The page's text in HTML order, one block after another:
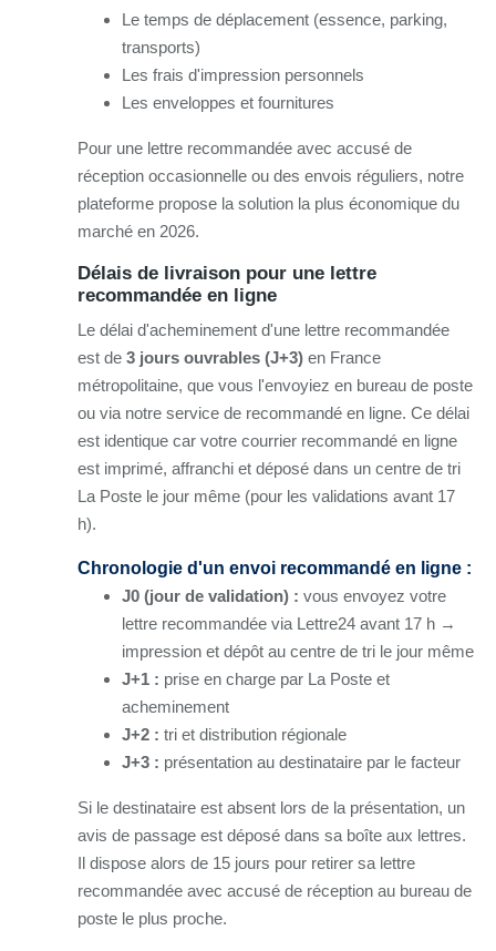
Le temps de déplacement (essence, parking,
transports)
Les frais d'impression personnels
Les enveloppes et fournitures
Pour une lettre recommandée avec accusé de
réception occasionnelle ou des envois réguliers, notre
plateforme propose la solution la plus économique du
marché en 2026.
Délais de livraison pour une lettre
recommandée en ligne
Le délai d'acheminement d'une lettre recommandée
est de 3 jours ouvrables (J+3) en France
métropolitaine, que vous l'envoyiez en bureau de poste
ou via notre service de recommandé en ligne. Ce délai
est identique car votre courrier recommandé en ligne
est imprimé, affranchi et déposé dans un centre de tri
La Poste le jour même (pour les validations avant 17
h).
Chronologie d'un envoi recommandé en ligne :
J0 (jour de validation) : vous envoyez votre
lettre recommandée via Lettre24 avant 17 h →
impression et dépôt au centre de tri le jour même
J+1 : prise en charge par La Poste et
acheminement
J+2 : tri et distribution régionale
J+3 : présentation au destinataire par le facteur
Si le destinataire est absent lors de la présentation, un
avis de passage est déposé dans sa boîte aux lettres.
Il dispose alors de 15 jours pour retirer sa lettre
recommandée avec accusé de réception au bureau de
poste le plus proche.